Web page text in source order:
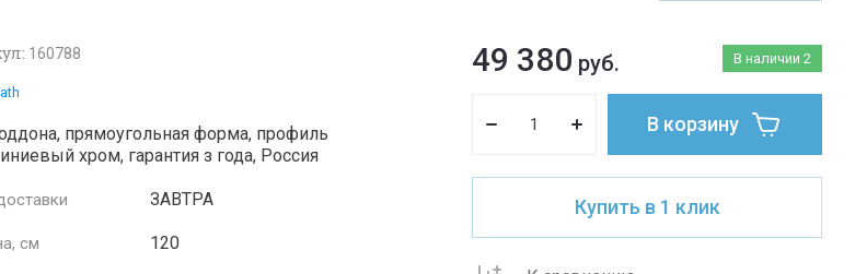
160788
прямоугольная форма, профиль
хром, гарантия з года, Россия
ЗАВТРА
см 120
В наличии 2
49 380 руб.
В корзину
Купить в 1 клик